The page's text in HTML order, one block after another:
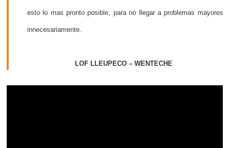
esto lo mas pronto posible, para no llegar a problemas mayores
innecesariamente.
LOF LLEUPECO – WENTECHE